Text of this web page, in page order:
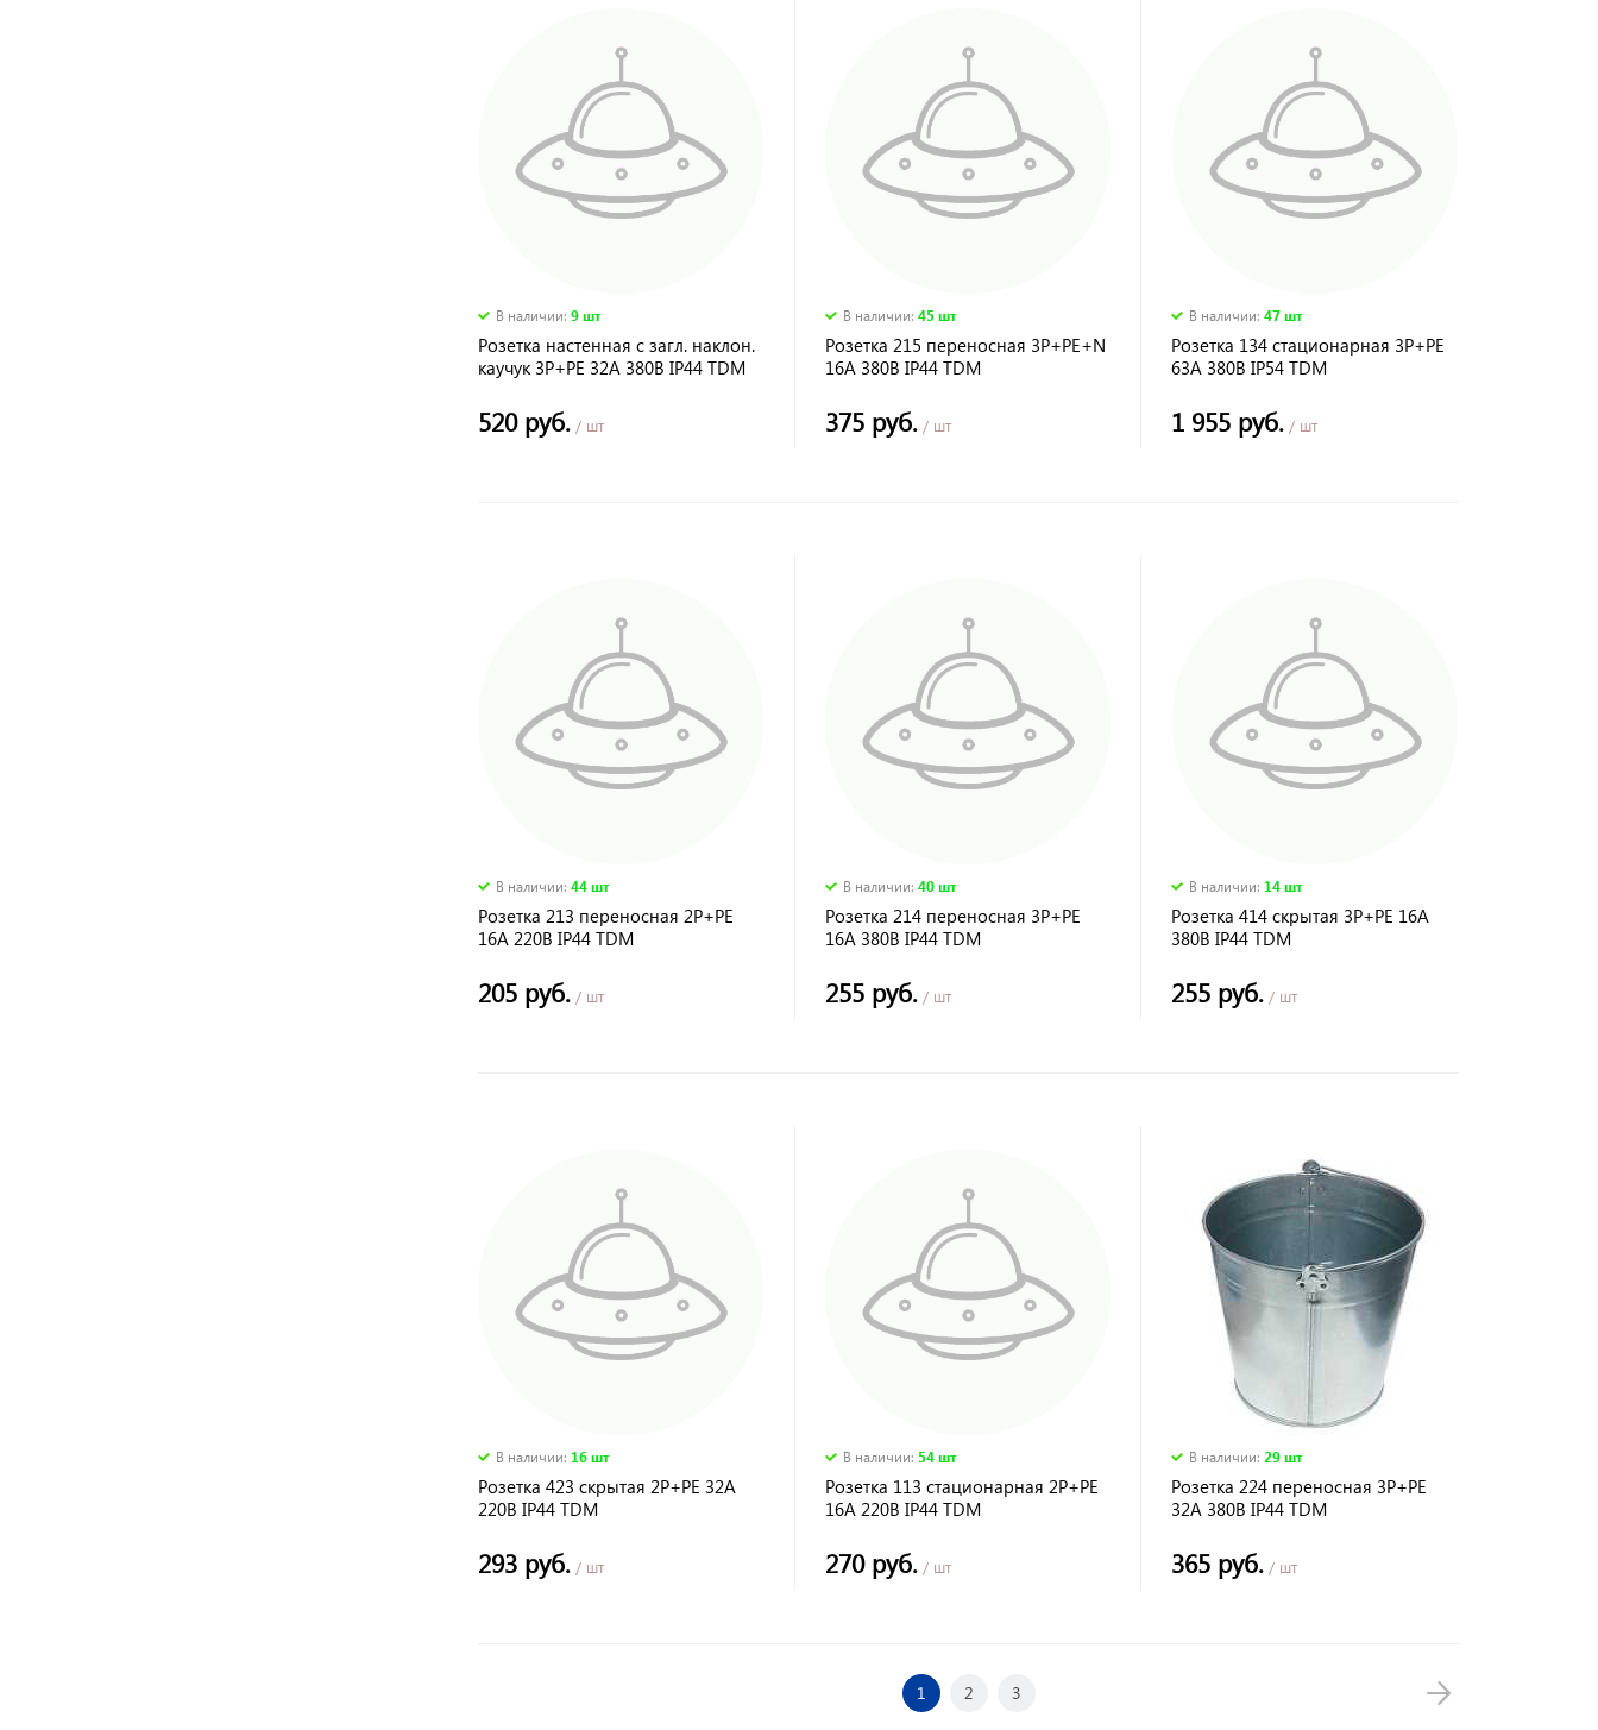
В наличии: 9 шт
Розетка настенная с загл. наклон.
каучук 3Р+РЕ 32А 380В IP44 TDM
520 руб. / шт
В наличии: 45 шт
Розетка 215 переносная 3Р+РЕ+N
16А 380В IP44 TDM
375 руб./ шт
В наличии:47 шт
Розетка 134 стационарная 3Р+РЕ
63А 380В IP54 TDM
1 955 руб. / шт
В наличии: 44 шт
Розетка 213 переносная 2Р+РЕ
16А 220В IP44 TDM
205 руб. / шт
В наличии: 40 шт
Розетка 214 переносная 3Р+РЕ
16А 380В IP44 TDM
255 руб./ шт
В наличии: 14 шт
Розетка 414 скрытая 3Р+РЕ 16А
380В IP44 TDM
255 руб. / шт
В наличии: 16 шт
Розетка 423 скрытая 2Р+РЕ 32А
220В IP44 TDM
293 руб. / шт
В наличии: 54 шт
Розетка 113 стационарная 2Р+РЕ
16А 220В IP44 TDM
270 руб./ шт
В наличии:29 шт
Розетка 224 переносная 3Р+РЕ
32А 380В IP44 TDM
365 руб. / шт
1 2 3